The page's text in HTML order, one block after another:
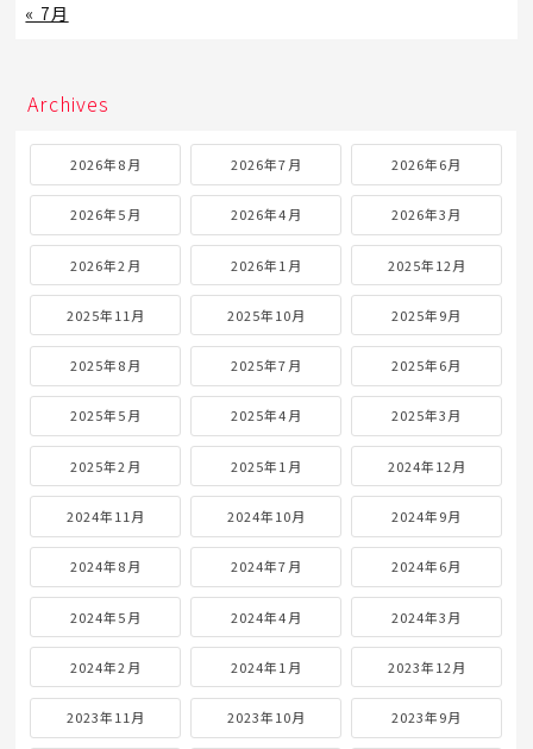
« 7月
Archives
2026年8月 2026年7月 2026年6月
2026年5月 2026年4月 2026年3月
2026年2月 2026年1月 2025年12月
2025年11月 2025年10月 2025年9月
2025年8月 2025年7月 2025年6月
2025年5月 2025年4月 2025年3月
2025年2月 2025年1月 2024年12月
2024年11月 2024年10月 2024年9月
2024年8月 2024年7月 2024年6月
2024年5月 2024年4月 2024年3月
2024年2月 2024年1月 2023年12月
2023年11月 2023年10月 2023年9月